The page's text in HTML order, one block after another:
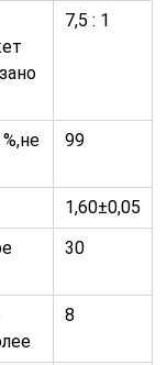
7,5 : 1
99
1,60±0,05
30
8